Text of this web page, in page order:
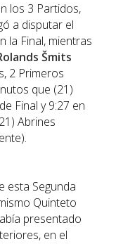
los 3 Partidos,
a disputar el
la Final, mientras
Šmits
2 Primeros
que (21)
Final y 9:27 en
Abrines
esta Segunda
Quinteto
presentado
en el